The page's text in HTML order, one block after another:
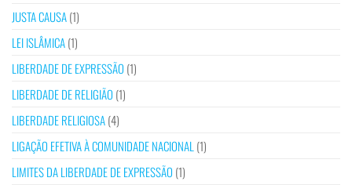
JUSTA CAUSA(1)
LEI ISLÂMICA(1)
LIBERDADE DE EXPRESSÃO (1)
LIBERDADE DE RELIGIÃO (1)
LIBERDADE RELIGIOSA(4)
LIGAÇÃO EFETIVA À COMUNIDADE NACIONAL (1)
LIMITES DA LIBERDADE DE EXPRESSÃO (1)